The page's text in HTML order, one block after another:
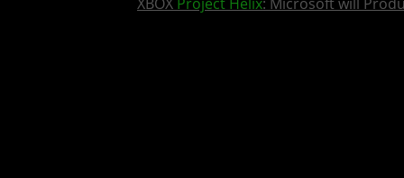
XBOX Project Helix: Microsoft will